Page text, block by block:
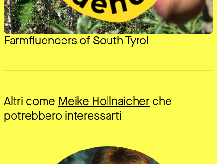
Farmfluencers of South Tyrol
Altri come Meike Hollnaicherche
potrebbero interessarti